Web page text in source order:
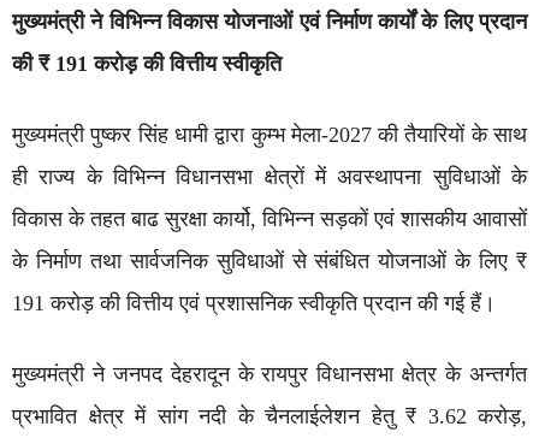
मुख्यमंत्री ने विभिन्न विकास योजनाओं एवं निर्माण कार्यों के लिए प्रदान
की ₹ 191 करोड़ की वित्तीय स्वीकृति
मुख्यमंत्री पुष्कर सिंह धामी द्वारा कुम्भ मेला-2027 की तैयारियों के साथ
ही राज्य के विभिन्न विधानसभा क्षेत्रों में अवस्थापना सुविधाओं के
विकास के तहत बाढ सुरक्षा कार्यो, विभिन्न सड़कों एवं शासकीय आवासों
के निर्माण तथा सार्वजनिक सुविधाओं से संबंधित योजनाओं के लिए ₹
191 करोड़ की वित्तीय एवं प्रशासनिक स्वीकृति प्रदान की गई हैं।
मुख्यमंत्री ने जनपद देहरादून के रायपुर विधानसभा क्षेत्र के अन्तर्गत
प्रभावित क्षेत्र में सांग नदी के चैनलाईलेशन हेतु ₹ 3.62 करोड़,